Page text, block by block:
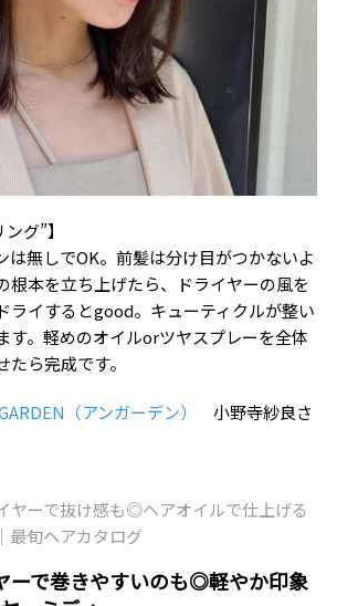
グ”】
は無しでOK。前髪は分け目がつかないよ
根本を立ち上げたら、ドライヤーの風を
ライするとgood。キューティクルが整い
す。軽めのオイルorツヤスプレーを全体
ら完成です。
（アンガーデン）
小野寺紗良さ
ヤーで抜け感も◎ヘアオイルで仕上げる
最旬ヘアカタログ
ーで巻きやすいのも◎軽やか印象